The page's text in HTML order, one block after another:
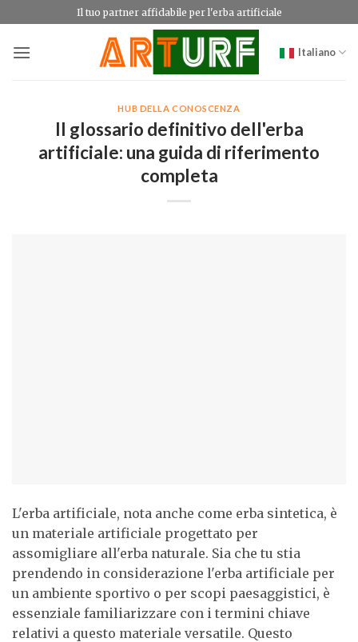
ai
contenuti
Il tuo partner affidabile per l'erba artificiale
Italiano
HUB DELLA CONOSCENZA
Il glossario definitivo dell'erba
artificiale: una guida di riferimento
completa
L'erba artificiale, nota anche come erba sintetica, è
un materiale artificiale progettato per
assomigliare all'erba naturale. Sia che tu stia
prendendo in considerazione l'erba artificiale per
un ambiente sportivo o per scopi paesaggistici, è
essenziale familiarizzare con i termini chiave
relativi a questo materiale versatile. Questo